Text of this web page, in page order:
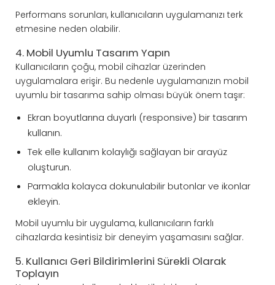
Performans sorunları, kullanıcıların uygulamanızı terk
etmesine neden olabilir.
4. Mobil Uyumlu Tasarım Yapın
Kullanıcıların çoğu, mobil cihazlar üzerinden
uygulamalara erişir. Bu nedenle uygulamanızın mobil
uyumlu bir tasarıma sahip olması büyük önem taşır:
Ekran boyutlarına duyarlı (responsive) bir tasarım
kullanın.
Tek elle kullanım kolaylığı sağlayan bir arayüz
oluşturun.
Parmakla kolayca dokunulabilir butonlar ve ikonlar
ekleyin.
Mobil uyumlu bir uygulama, kullanıcıların farklı
cihazlarda kesintisiz bir deneyim yaşamasını sağlar.
5. Kullanıcı Geri Bildirimlerini Sürekli Olarak
Toplayın